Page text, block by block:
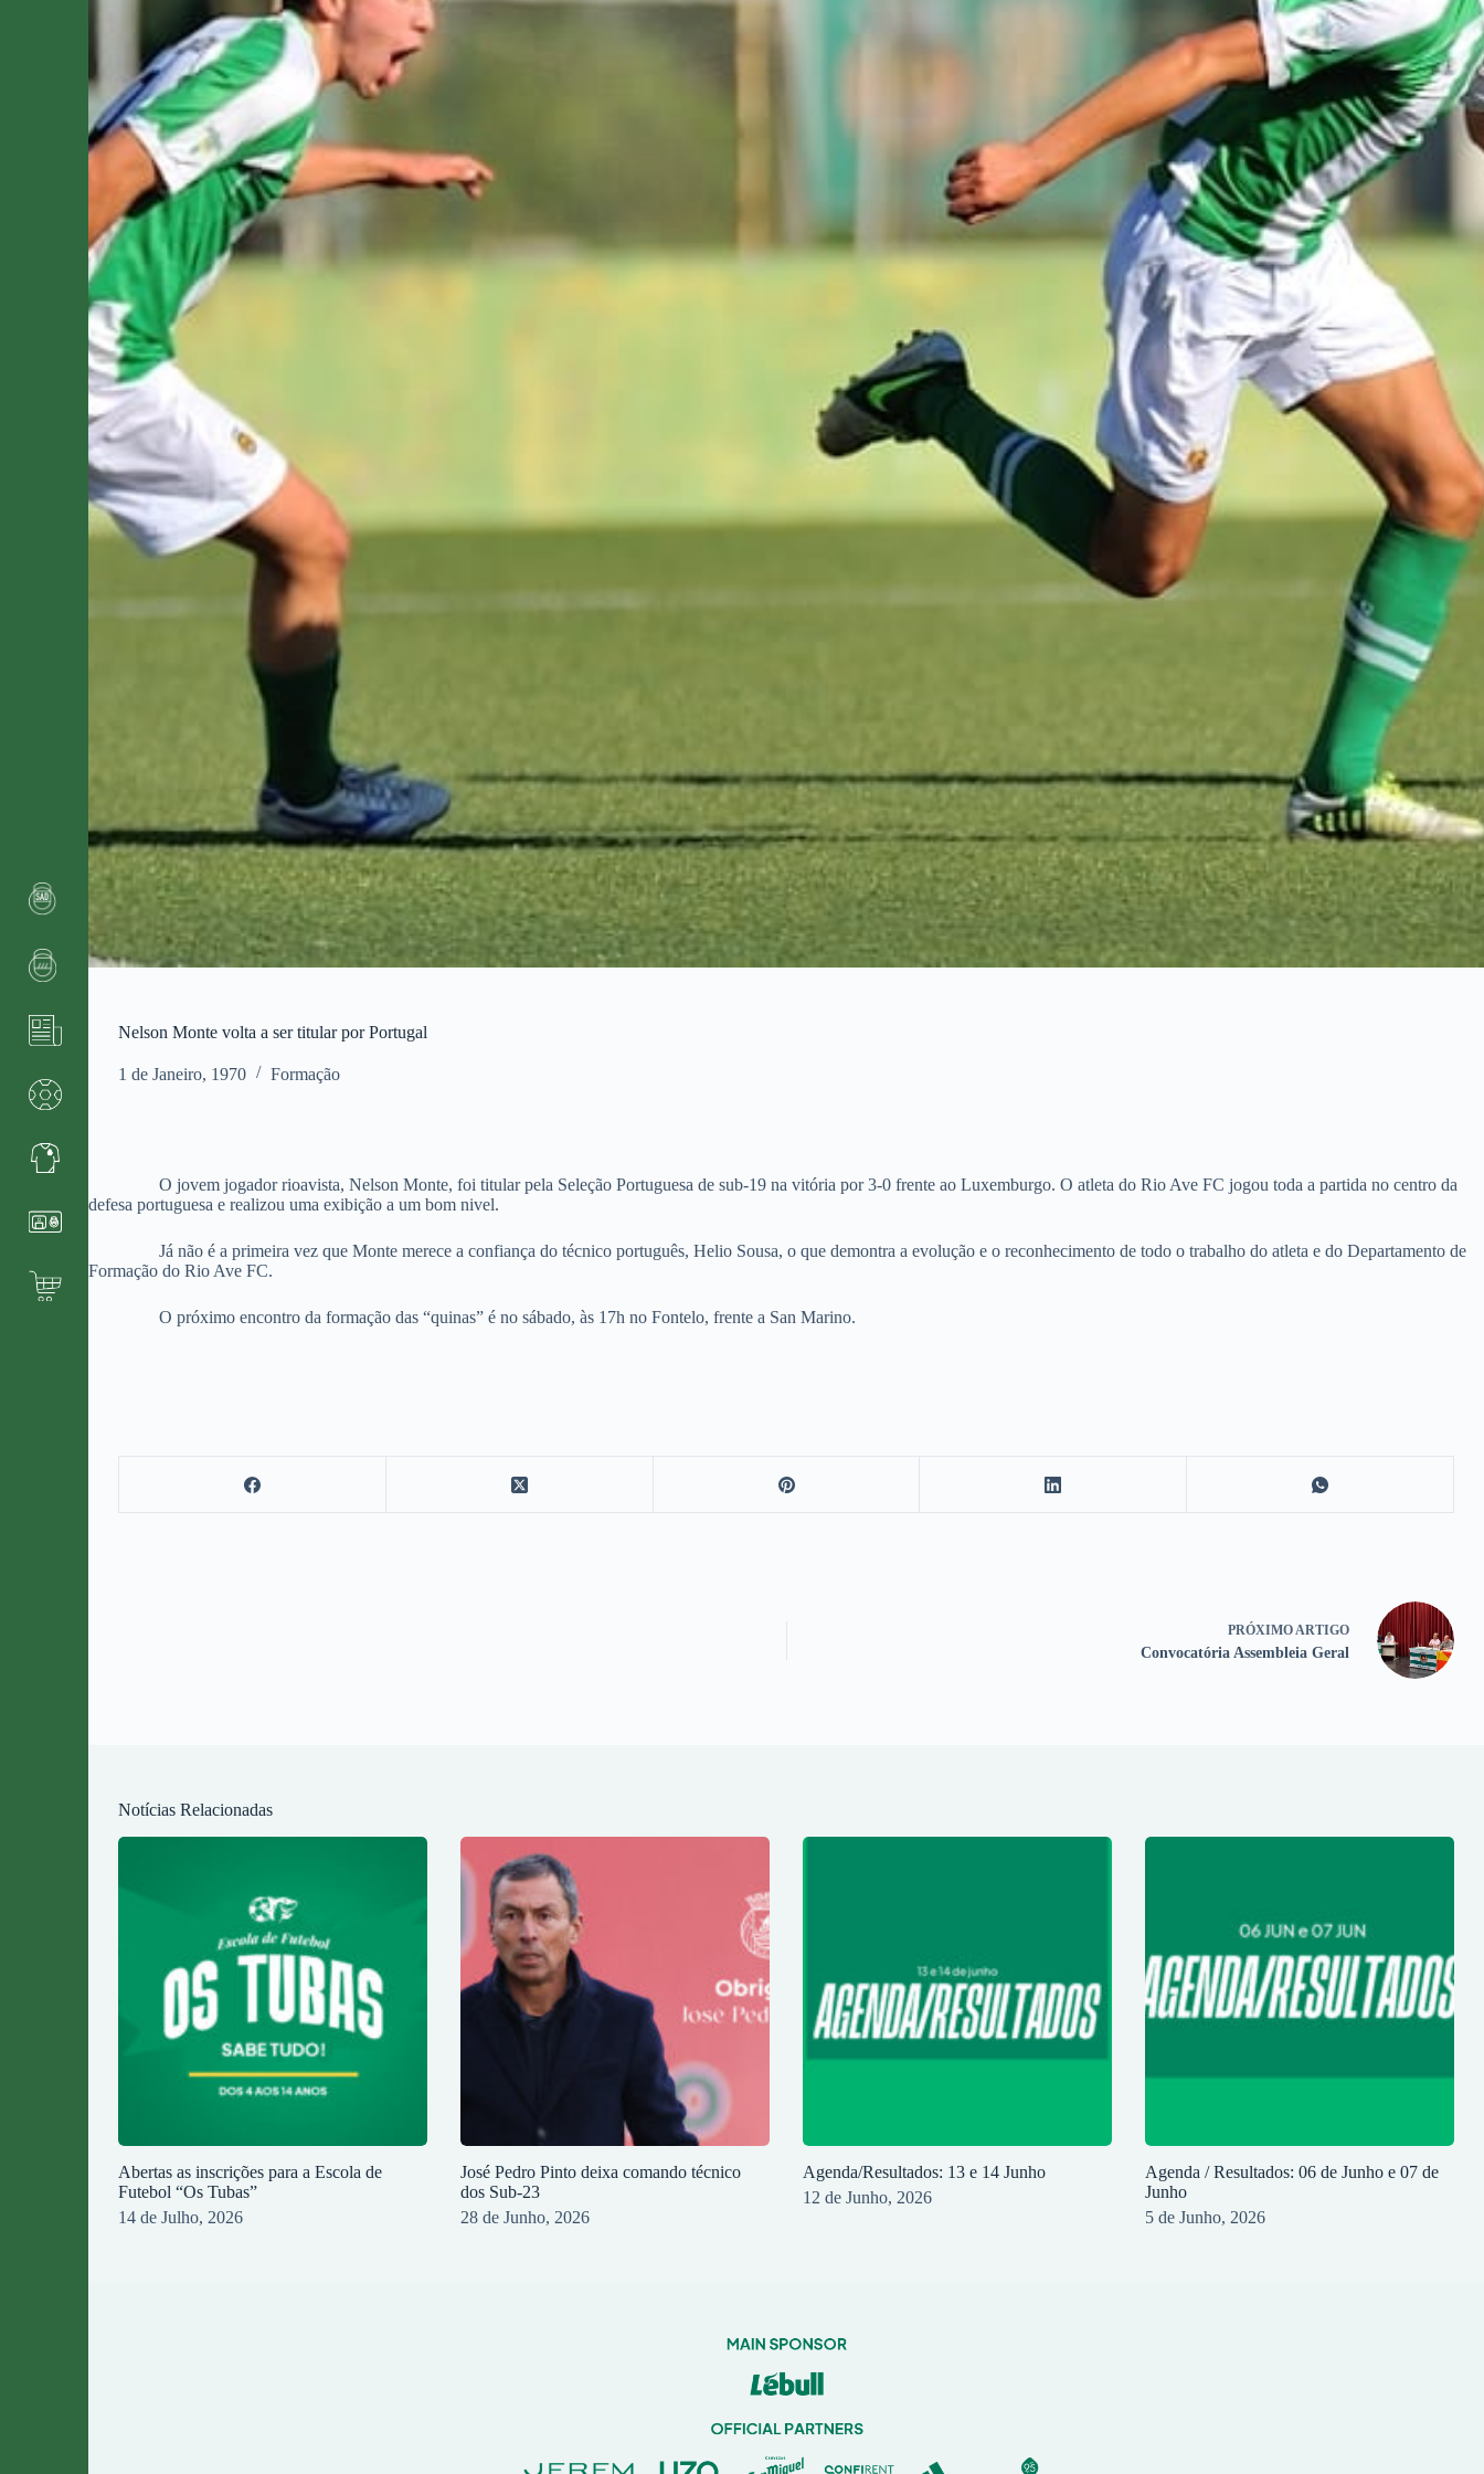
Nelson Monte volta a ser titular por Portugal
1 de Janeiro, 1970 Formação
O jovem jogador rioavista, Nelson Monte, foi titular pela Seleção Portuguesa de sub-19 na vitória por 3-0 frente ao Luxemburgo. O atleta do Rio Ave FC jogou toda a partida no centro da
defesa portuguesa e realizou uma exibição a um bom nivel.
Já não é a primeira vez que Monte merece a confiança do técnico português, Helio Sousa, o que demontra a evolução e o reconhecimento de todo o trabalho do atleta e do Departamento de
Formação do Rio Ave FC.
O próximo encontro da formação das “quinas” é no sábado, às 17h no Fontelo, frente a San Marino.
PRÓXIMO ARTIGO
Convocatória Assembleia Geral
Notícias Relacionadas
Abertas as inscrições para a Escola de
Futebol “Os Tubas”
14 de Julho, 2026
José Pedro Pinto deixa comando técnico
dos Sub-23
28 de Junho, 2026
Agenda/Resultados: 13 e 14 Junho
12 de Junho, 2026
Agenda / Resultados: 06 de Junho e 07 de
Junho
5 de Junho, 2026